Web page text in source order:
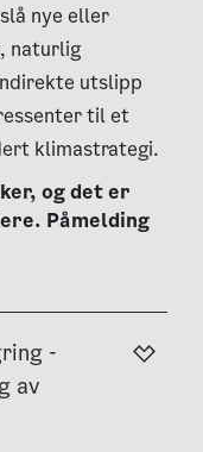
nye eller
naturlig
utslipp
til et
klimastrategi.
og det er
Påmelding
-
av